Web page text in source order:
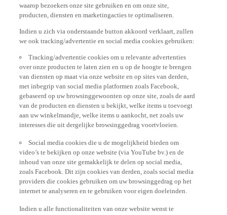
waarop bezoekers onze site gebruiken en om onze site,
producten, diensten en marketingacties te optimaliseren.
Indien u zich via onderstaande button akkoord verklaart, zullen
we ook tracking/advertentie en social media cookies gebruiken:
Tracking/advertentie cookies om u relevante advertenties
over onze producten te laten zien en u op de hoogte te brengen
van diensten op maat via onze website en op sites van derden,
met inbegrip van social media platformen zoals Facebook,
gebaseerd op uw browsinggewoonten op onze site, zoals de aard
van de producten en diensten u bekijkt, welke items u toevoegt
aan uw winkelmandje, welke items u aankocht, net zoals uw
interesses die uit dergelijke browsinggedrag voortvloeien.
Social media cookies die u de mogelijkheid bieden om
video’s te bekijken op onze website (via YouTube bv.) en de
inhoud van onze site gemakkelijk te delen op social media,
zoals Facebook. Dit zijn cookies van derden, zoals social media
providers die cookies gebruiken om uw browsinggedrag op het
internet te analyseren en te gebruiken voor eigen doeleinden.
Indien u alle functionaliteiten van onze website wenst te